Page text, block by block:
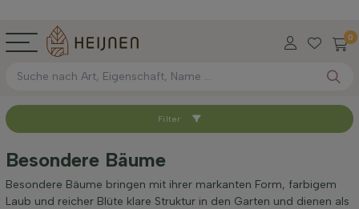
0
Sortieren nach
Verfügbar
Filter
Besondere Bäume
Besondere Bäume bringen mit ihrer markanten Form, farbigem
Laub und reicher Blüte klare Struktur in den Garten und dienen als